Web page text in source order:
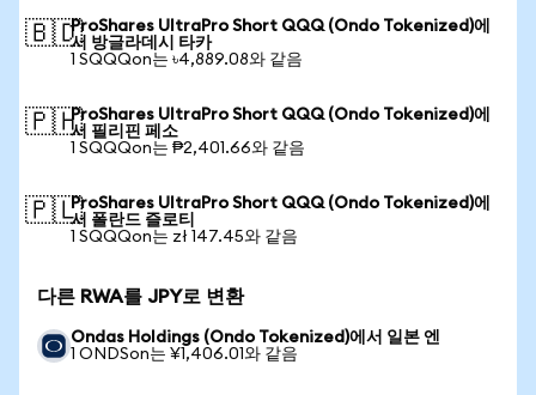
🇧🇩ProShares UltraPro Short QQQ (Ondo Tokenized)에
서 방글라데시 타카
1 SQQQon는 ৳4,889.08와 같음
🇵🇭ProShares UltraPro Short QQQ (Ondo Tokenized)에
서 필리핀 페소
1 SQQQon는 ₱2,401.66와 같음
🇵🇱ProShares UltraPro Short QQQ (Ondo Tokenized)에
서 폴란드 즐로티
1 SQQQon는 zł 147.45와 같음
다른 RWA를 JPY로 변환
Ondas Holdings (Ondo Tokenized)에서 일본 엔
1 ONDSon는 ¥1,406.01와 같음